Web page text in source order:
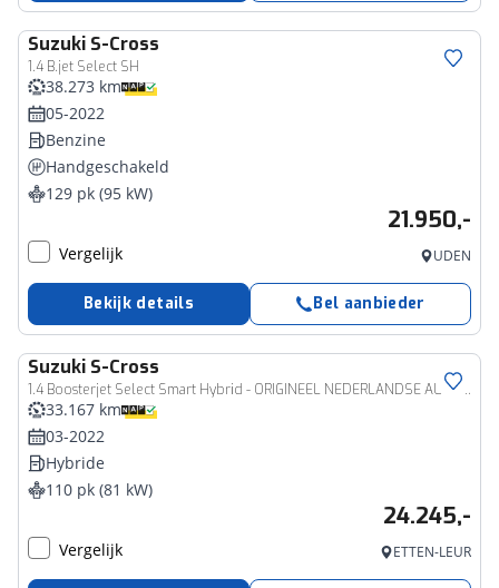
Suzuki S-Cross
1.4 B.jet Select SH
38.273 km
05-2022
Benzine
Handgeschakeld
129 pk (95 kW)
21.950,-
Vergelijk UDEN
Bekijk details Bel aanbieder
Suzuki S-Cross
1.4 Boosterjet Select Smart Hybrid - ORIGINEEL NEDERLANDSE AUTO - ACHTERUITRIJCAMERA - APPLE CARPLAY/ANDROID AUTO - DODEHOEKDETECTIE - AFNEEMBARE TREKHAAK (1.500 GEREMD) - ADAPTIEVE CRUISE CONTROL - KEYLESS ENTRY/START
33.167 km
03-2022
Hybride
110 pk (81 kW)
24.245,-
Vergelijk ETTEN-LEUR